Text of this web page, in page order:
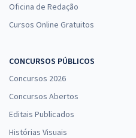
Oficina de Redação
Cursos Online Gratuitos
CONCURSOS PÚBLICOS
Concursos 2026
Concursos Abertos
Editais Publicados
Histórias Visuais